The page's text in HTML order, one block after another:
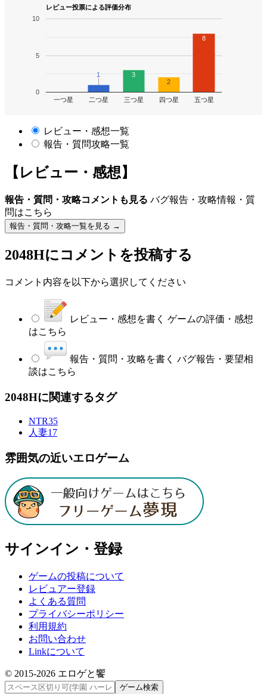
レビュー投票による評価分布
一つ星 二つ星 三つ星 四つ星 五つ星
0
5
10
1
1
3
2
8
レビュー・感想一覧
報告・質問攻略一覧
【レビュー・感想】
報告・質問・攻略コメントも見る バグ報告・攻略情報・質
問はこちら
報告・質問・攻略一覧を見る →
2048Hにコメントを投稿する
コメント内容を以下から選択してください
レビュー・感想を書く ゲームの評価・感想
はこちら
報告・質問・攻略を書く バグ報告・要望相
談はこちら
2048Hに関連するタグ
NTR35
人妻17
雰囲気の近いエロゲーム
サインイン・登録
ゲームの投稿について
レビュアー登録
よくある質問
プライバシーポリシー
利用規約
お問い合わせ
Linkについて
© 2015-2026 エロゲと饗